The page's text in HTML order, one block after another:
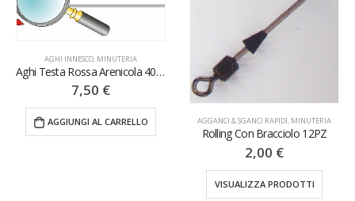
AGHI INNESCO MINUTERIA
Aghi Testa Rossa Arenicola 40CM 5PZ
7,50 €
AGGIUNGI AL CARRELLO AGGANCI & SGANCI RAPIDI, MINUTERIA
Rolling Con Bracciolo 12PZ
2,00 €
VISUALIZZA PRODOTTI